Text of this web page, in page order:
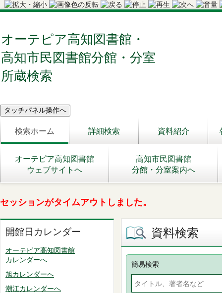
オーテピア高知図書館・
高知市民図書館分館・分室
所蔵検索
検索ホーム 詳細検索 資料紹介
オーテピア高知図書館
ウェブサイトへ
高知市民図書館
分館・分室案内へ
セッションがタイムアウトしました。
開館日カレンダー
オーテピア高知図書館
カレンダーへ
旭カレンダーへ
潮江カレンダーへ
資料検索
簡易検索